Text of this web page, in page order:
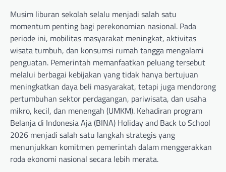
Musim liburan sekolah selalu menjadi salah satu
momentum penting bagi perekonomian nasional. Pada
periode ini, mobilitas masyarakat meningkat, aktivitas
wisata tumbuh, dan konsumsi rumah tangga mengalami
penguatan. Pemerintah memanfaatkan peluang tersebut
melalui berbagai kebijakan yang tidak hanya bertujuan
meningkatkan daya beli masyarakat, tetapi juga mendorong
pertumbuhan sektor perdagangan, pariwisata, dan usaha
mikro, kecil, dan menengah (UMKM). Kehadiran program
Belanja di Indonesia Aja (BINA) Holiday and Back to School
2026 menjadi salah satu langkah strategis yang
menunjukkan komitmen pemerintah dalam menggerakkan
roda ekonomi nasional secara lebih merata.